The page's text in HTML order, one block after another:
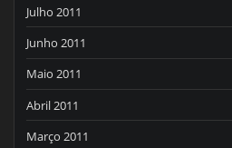
Julho 2011
Junho 2011
Maio 2011
Abril 2011
Março 2011